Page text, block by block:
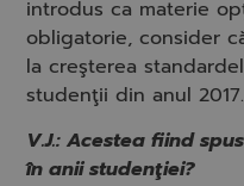
introdus ca materie
obligatorie, consider
la creşterea
studenţii din anul 2017.
V.J.: Acestea fiind
în anii studenţiei?